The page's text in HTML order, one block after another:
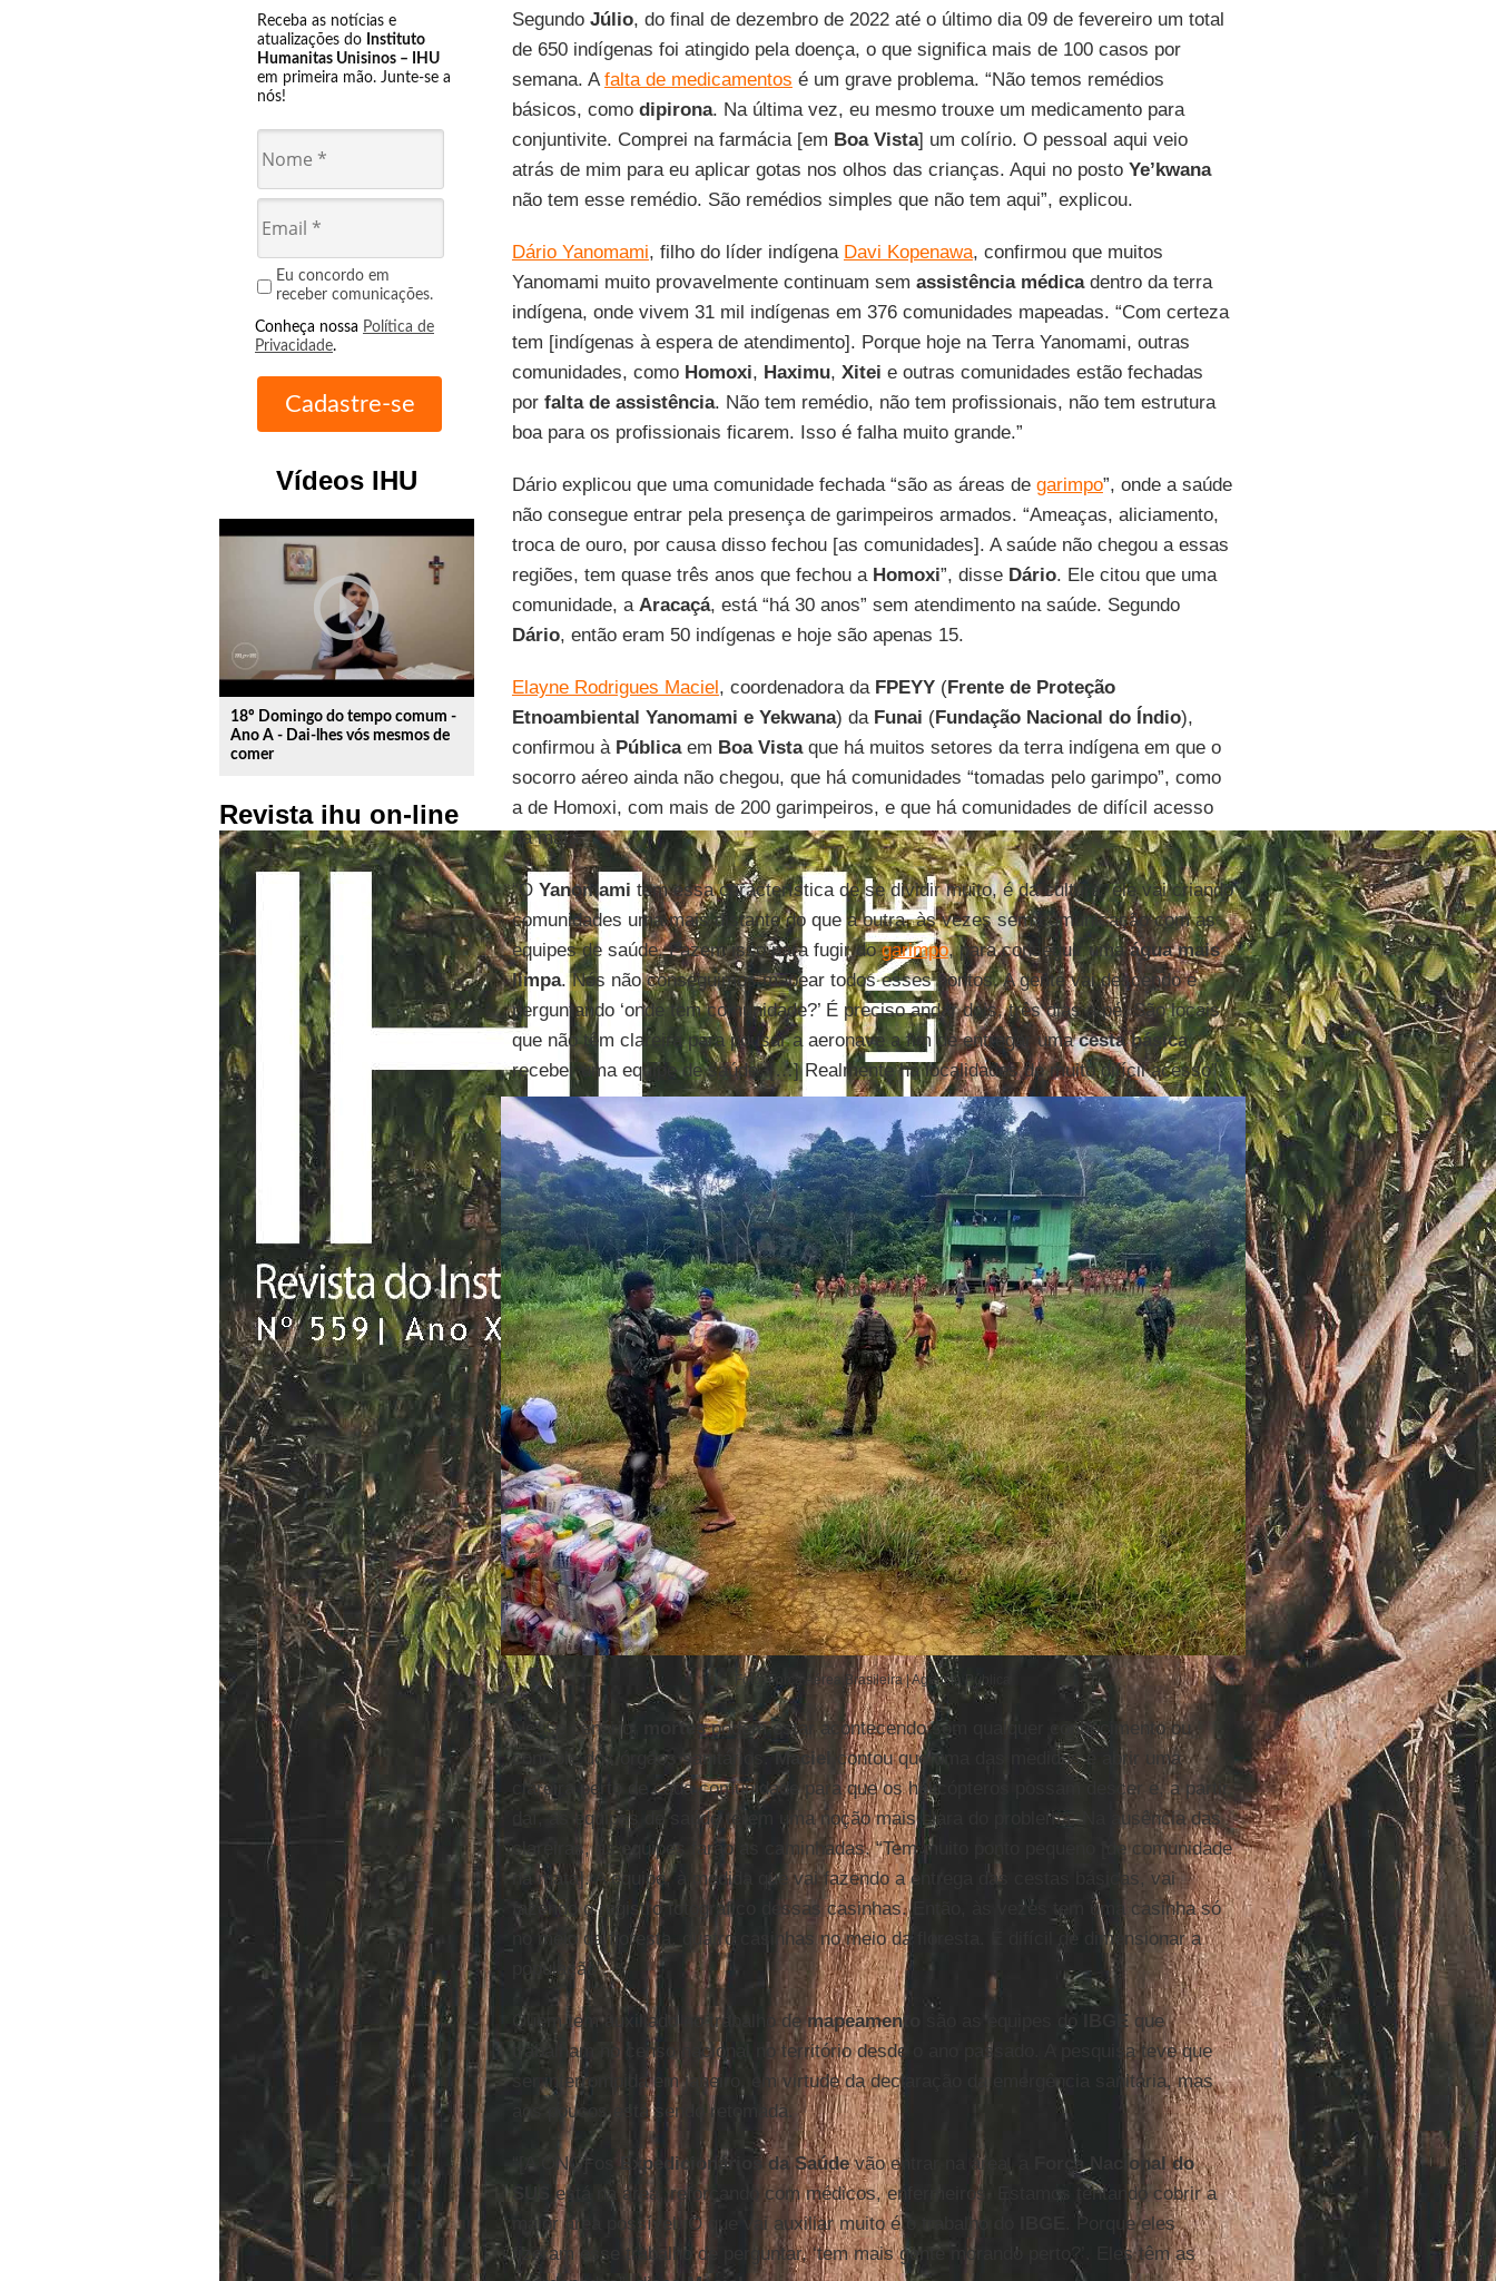
Receba as notícias e
atualizações do Instituto
Humanitas Unisinos – IHU
em primeira mão. Junte-se a
nós!
Eu concordo em
receber comunicações.
Conheça nossa Política de
Privacidade.
Vídeos IHU
play_circle_outline
18º Domingo do tempo comum -
Ano A - Dai-lhes vós mesmos de
comer
Revista ihu on-line
Segundo Júlio, do final de dezembro de 2022 até o último dia 09 de fevereiro um total
de 650 indígenas foi atingido pela doença, o que significa mais de 100 casos por
semana. Afalta de medicamentos é um grave problema. “Não temos remédios
básicos, como dipirona. Na última vez, eu mesmo trouxe um medicamento para
conjuntivite. Comprei na farmácia [em Boa Vista] um colírio. O pessoal aqui veio
atrás de mim para eu aplicar gotas nos olhos das crianças. Aqui no posto Ye’kwana
não tem esse remédio. São remédios simples que não tem aqui”, explicou.
Dário Yanomami, filho do líder indígena Davi Kopenawa, confirmou que muitos
Yanomami muito provavelmente continuam sem assistência médicadentro da terra
indígena, onde vivem 31 mil indígenas em 376 comunidades mapeadas. “Com certeza
tem [indígenas à espera de atendimento]. Porque hoje na Terra Yanomami, outras
comunidades, como Homoxi, Haximu, Xitei e outras comunidades estão fechadas
por falta de assistência. Não tem remédio, não tem profissionais, não tem estrutura
boa para os profissionais ficarem. Isso é falha muito grande.”
Dário explicou que uma comunidade fechada “são as áreas de garimpo”, onde a saúde
não consegue entrar pela presença de garimpeiros armados. “Ameaças, aliciamento,
troca de ouro, por causa disso fechou [as comunidades]. A saúde não chegou a essas
regiões, tem quase três anos que fechou a Homoxi”, disse Dário. Ele citou que uma
comunidade, a Aracaçá, está “há 30 anos” sem atendimento na saúde. Segundo
Dário, então eram 50 indígenas e hoje são apenas 15.
Elayne Rodrigues Maciel, coordenadora da FPEYY(Frente de Proteção
Etnoambiental Yanomami e Yekwana) da Funai (Fundação Nacional do Índio),
confirmou à Públicaem Boa Vistaque há muitos setores da terra indígena em que o
socorro aéreo ainda não chegou, que há comunidades “tomadas pelo garimpo”, como
a de Homoxi, com mais de 200 garimpeiros, e que há comunidades de difícil acesso
na mata.
“O Yanomami tem essa característica de se dividir muito, é da cultura, ele vai criando
comunidades uma mais distante do que a outra, às vezes sem comunicação com as
equipes de saúde. Fazem isso para fugir dogarimpo, para conseguir umaágua mais
limpa. Nós não conseguimos mapear todos esses pontos. A gente vai descendo e
perguntando ‘onde tem comunidade?’ É preciso andar dois, três dias a pé. São locais
que não têm clareira para pousar a aeronave a fim de entregar umacesta básica,
receber uma equipe de saúde. […] Realmente há localidades de muito difícil acesso”.
Foto: Força Aérea Brasileira | Agência Pública
Nesse cenário, mortespodem estar acontecendo sem qualquer conhecimento ou
controle dos órgãos sanitários.Maciel
contou que uma das medidas é abrir uma
clareira perto de cada comunidade para que os helicópteros possam descer e, a partir
daí, as equipes de saúde terem uma noção mais clara do problema. Na ausência das
clareiras, as equipes farão as caminhadas. “Tem muito ponto pequeno [de comunidade
na mata]. A equipe, à medida que vai fazendo a entrega das cestas básicas, vai
fazendo o registro fotográfico dessas casinhas. Então, às vezes tem uma casinha só
no meio da floresta, quatro casinhas no meio da floresta. É difícil de dimensionar a
população”.
Quem tem auxiliado no trabalho demapeamento são as equipes do IBGEque
trabalham no censo nacional no território desde o ano passado. A pesquisa teve que
ser interrompida em janeiro, em virtude da declaração da emergência sanitária, mas
aos poucos está sendo retomada.
“[A ONG] os Expedicionários da Saúdevão entrar na área, a
Força Nacional do
SUS
está na área, reforçando com médicos, enfermeiros. Estamos tentando cobrir a
maior área possível. O que vai auxiliar muito é o trabalho do
. Porque eles
fizeram esse trabalho de perguntar, ‘tem mais gente morando perto?’. Eles têm as